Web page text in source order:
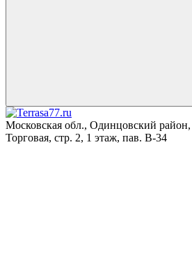
Московская обл., Одинцовский район,
Торговая, стр. 2, 1 этаж, пав. B-34